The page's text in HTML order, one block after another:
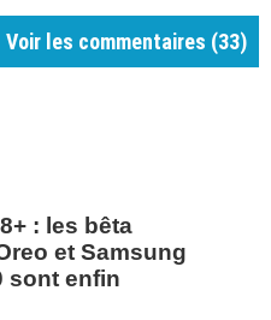
Voir les commentaires (33)
: les bêta
et Samsung
sont enfin